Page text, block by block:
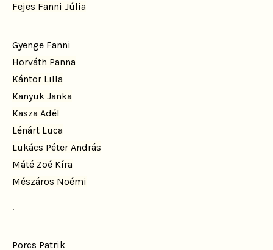
Fejes Fanni Júlia
Gyenge Fanni
Horváth Panna
Kántor Lilla
Kanyuk Janka
Kasza Adél
Lénárt Luca
Lukács Péter András
Máté Zoé Kíra
Mészáros Noémi
.
Porcs Patrik